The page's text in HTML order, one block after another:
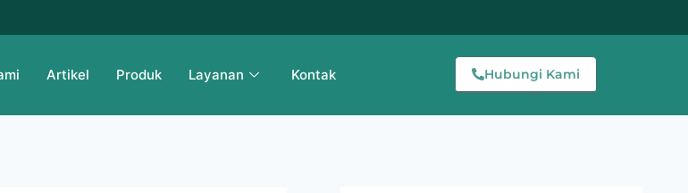
Artikel Produk Layanan Kontak Hubungi Kami